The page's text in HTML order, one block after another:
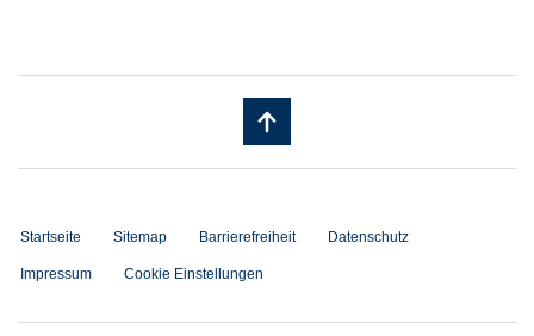
Startseite Sitemap Barrierefreiheit Datenschutz
Impressum Cookie Einstellungen